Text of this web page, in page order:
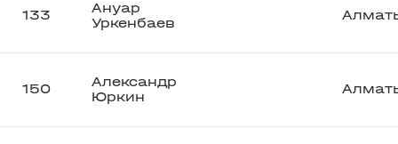
133
Ануар
Уркенбаев
150
Александр
Юркин